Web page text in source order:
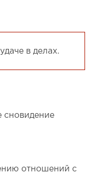
в делах.
сновидение
отношений с